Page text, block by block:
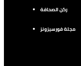
ركن الصحافة
مجلة فورسيزونز